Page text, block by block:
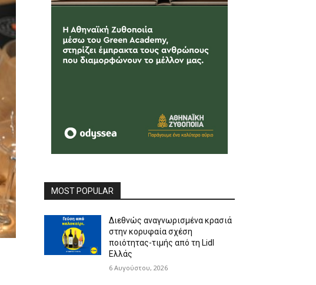
MOST POPULAR
Διεθνώς αναγνωρισμένα κρασιά
στην κορυφαία σχέση
ποιότητας-τιμής από τη Lidl
Ελλάς
6 Αυγούστου, 2026